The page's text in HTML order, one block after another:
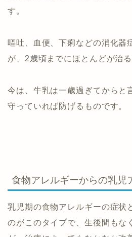
す。
嘔吐、血便、下痢などの消化器
が、2歳頃までにほとんどが治
今は、牛乳は一歳過ぎてからと
守っていれば防げるものです。
食物アレルギーからの乳児
乳児期の食物アレルギーの症状
のがこのタイプで、生後間もな